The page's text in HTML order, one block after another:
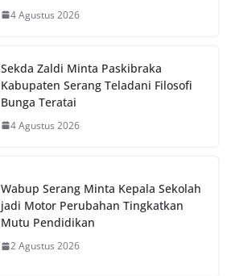
4 Agustus 2026
Sekda Zaldi Minta Paskibraka
Kabupaten Serang Teladani Filosofi
Bunga Teratai
4 Agustus 2026
Wabup Serang Minta Kepala Sekolah
jadi Motor Perubahan Tingkatkan
Mutu Pendidikan
2 Agustus 2026